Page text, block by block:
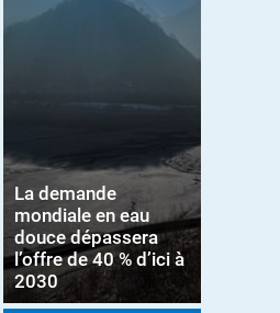
La demande
mondiale en eau
douce dépassera
l’offre de 40 % d’ici à
2030